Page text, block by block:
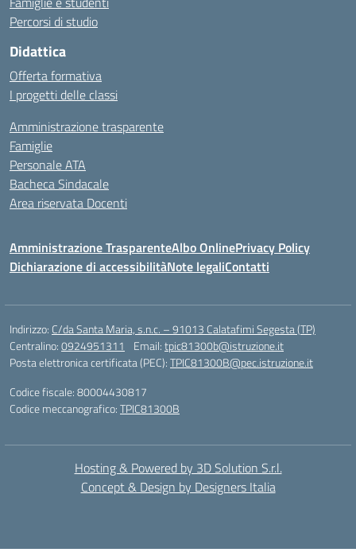
Percorsi di studio
Didattica
Offerta formativa
I progetti delle classi
Amministrazione trasparente
Famiglie
Personale ATA
Bacheca Sindacale
Area riservata Docenti
Amministrazione TrasparenteAlbo OnlinePrivacy Policy
Dichiarazione di accessibilitàNote legaliContatti
Indirizzo: C/da Santa Maria, s.n.c. – 91013 Calatafimi Segesta (TP)
Centralino:0924951311 Email:tpic81300b@istruzione.it
Posta elettronica certificata (PEC):TPIC81300B@pec.istruzione.it
Codice fiscale: 80004430817
Codice meccanografico:TPIC81300B
Hosting & Powered by 3D Solution S.r.l.
Concept & Design by Designers Italia